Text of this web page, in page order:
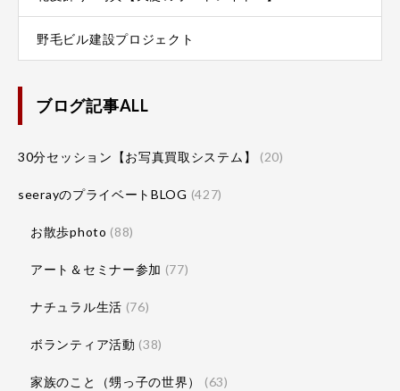
野毛ビル建設プロジェクト
ブログ記事ALL
30分セッション【お写真買取システム】 (20)
seerayのプライベートBLOG (427)
お散歩photo (88)
アート＆セミナー参加 (77)
ナチュラル生活 (76)
ボランティア活動 (38)
家族のこと（甥っ子の世界） (63)